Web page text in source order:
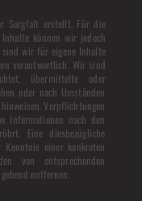
Sorgfalt erstellt. Für die
können wir jedoch
für eigene Inhalte
Wir sind
übermittelte oder
oder nach Umständen
Rechtsverletzungen werden wir diese Inhalte umgehend entfernen.